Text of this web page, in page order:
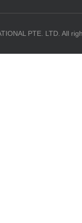
PTE. LTD. All